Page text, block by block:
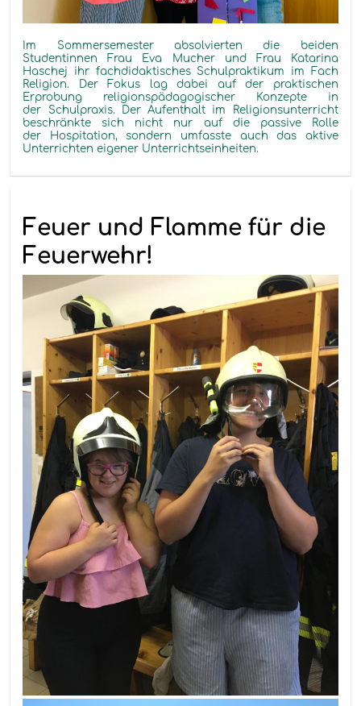
Im Sommersemester absolvierten die beiden
Studentinnen Frau Eva Mucher und Frau Katarina
Haschej ihr fachdidaktisches Schulpraktikum im Fach
Religion. Der Fokus lag dabei auf der praktischen
Erprobung religionspädagogischer Konzepte in
der Schulpraxis. Der Aufenthalt im Religionsunterricht
beschränkte sich nicht nur auf die passive Rolle
der Hospitation, sondern umfasste auch das aktive
Unterrichten eigener Unterrichtseinheiten.
Feuer und Flamme für die
Feuerwehr!